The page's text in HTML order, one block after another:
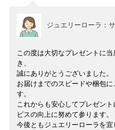
ジュエリーローラ：
この度は大切なプレゼントに
き、
誠にありがとうございました。
お届けまでのスピードや梱包
す。
これからも安心してプレゼン
ビスの向上に努めて参ります。
今後ともジュエリーローラを宜